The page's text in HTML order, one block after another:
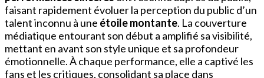
faisant rapidement évoluer la perception du public d’un
talent inconnu à une étoile montante. La couverture
médiatique entourant son début a amplifié sa visibilité,
mettant en avant son style unique et sa profondeur
émotionnelle. À chaque performance, elle a captivé les
fans et les critiques, consolidant sa place dans